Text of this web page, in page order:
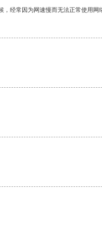
经常因为网速慢而无法正常使用网